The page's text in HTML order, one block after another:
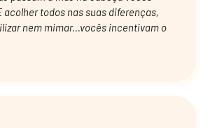
acolher todos nas suas diferenças,
nem mimar...vocês incentivam o